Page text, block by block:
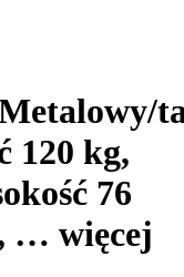
120 kg,
76
… więcej